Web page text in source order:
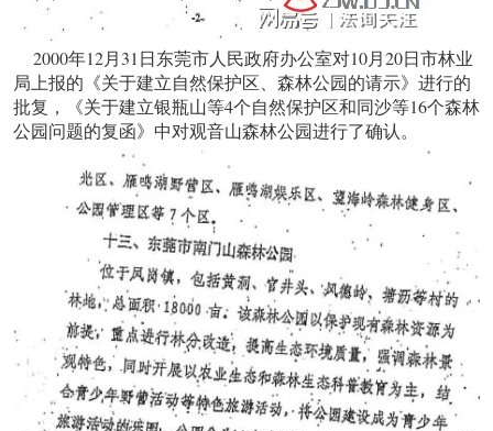
2000年12月31日东莞市人民政府办公室对10月20日市林业
局上报的《关于建立自然保护区、森林公园的请示》进行的
批复，《关于建立银瓶山等4个自然保护区和同沙等16个森林
公园问题的复函》中对观音山森林公园进行了确认。